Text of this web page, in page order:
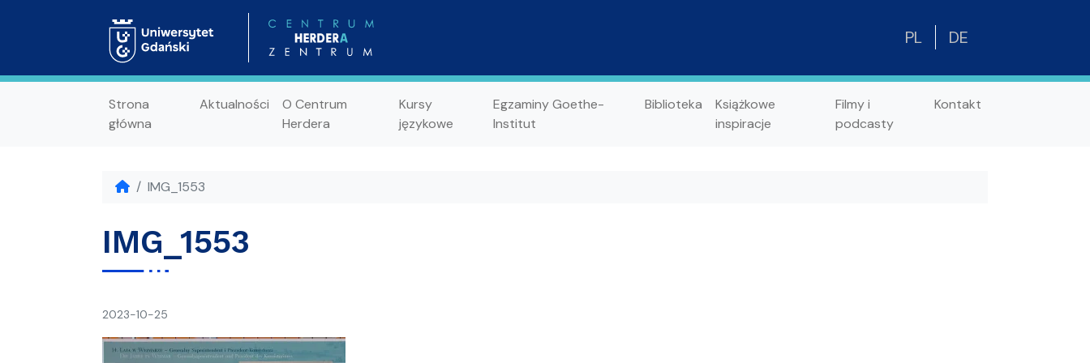
PL DE
Strona
główna
Aktualności
O Centrum
Herdera
Kursy
językowe
Egzaminy Goethe-
Institut
Biblioteka
Książkowe
inspiracje
Filmy i
podcasty
Kontakt
IMG_1553
IMG_1553
2023-10-25